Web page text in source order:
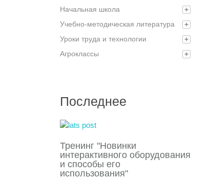
Начальная школа
+
Учебно-методическая литература
+
Уроки труда и технологии
+
Агроклассы
+
Последнее
Тренинг "Новинки
интерактивного оборудования
и способы его
использования"